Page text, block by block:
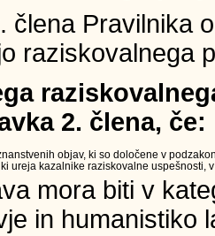
člena Pravilnika
raziskovalnega
2. člena, če:
objav, ki so določene v
ureja kazalnike raziskovalne uspešnosti,
mora biti v
in humanistiko